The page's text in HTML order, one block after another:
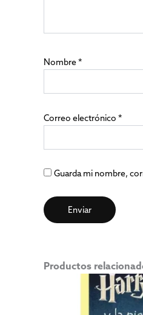
Nombre*
Correo electrónico *
Guarda mi nombre,
Productos